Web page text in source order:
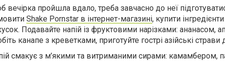
вечірка пройшла вдало, треба завчасно до неї
Shake Pornstar в інтернет-магазині, купити
Подавайте напій із фруктовими нарізками: ананасом,
канапе з креветками, приготуйте гострі азійські страви
смакує з м’якими та витриманими сирами: камамбером,